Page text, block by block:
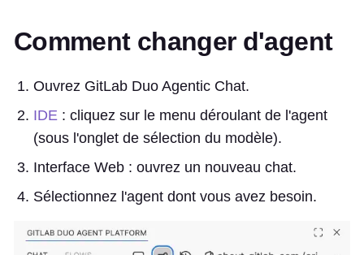
Comment changer d'agent
Ouvrez GitLab Duo Agentic Chat.
IDE : cliquez sur le menu déroulant de l'agent
(sous l'onglet de sélection du modèle).
Interface Web : ouvrez un nouveau chat.
Sélectionnez l'agent dont vous avez besoin.